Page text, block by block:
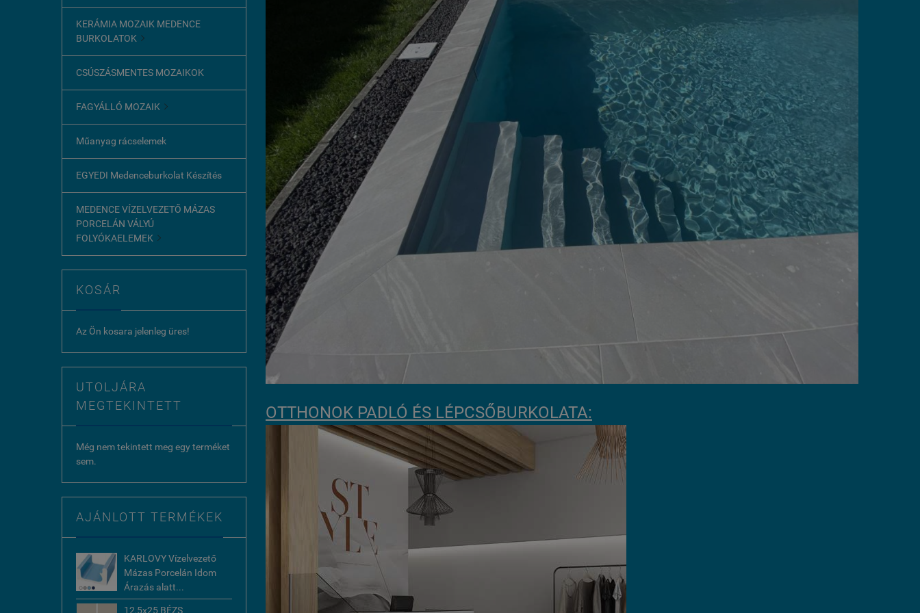
KERÁMIA MOZAIK MEDENCE
BURKOLATOK 
CSÚSZÁSMENTES MOZAIKOK
FAGYÁLLÓ MOZAIK 
Műanyag rácselemek
EGYEDI Medenceburkolat Készítés
MEDENCE VÍZELVEZETŐ MÁZAS
PORCELÁN VÁLYÚ
FOLYÓKAELEMEK 
KOSÁR
Az Ön kosara jelenleg üres!
UTOLJÁRA
MEGTEKINTETT
Még nem tekintett meg egy terméket
sem.
AJÁNLOTT TERMÉKEK
KARLOVY Vízelvezető
Mázas Porcelán Idom
Árazás alatt...
12,5x25 BÉZS
fürdőszoba, terasz
Fagyálló, saválló, lúgálló,
UV. álló burkolat
Burkolat méret: 30X60
burkolat vastagság: 10
1,08 m2 / 6 lap / doboz -
23,4 kg
Projektek részére
tervezéssel és
kivitelezéssel együtt is
kapacitás függvényébben
Hajlatelemek, speciális
elemek
R11 Csúszásmentes
felület
ANTIBAKTERIÁLIS
BEVONAT
OTTHONOK PADLÓ ÉS LÉPCSŐBURKOLATA: